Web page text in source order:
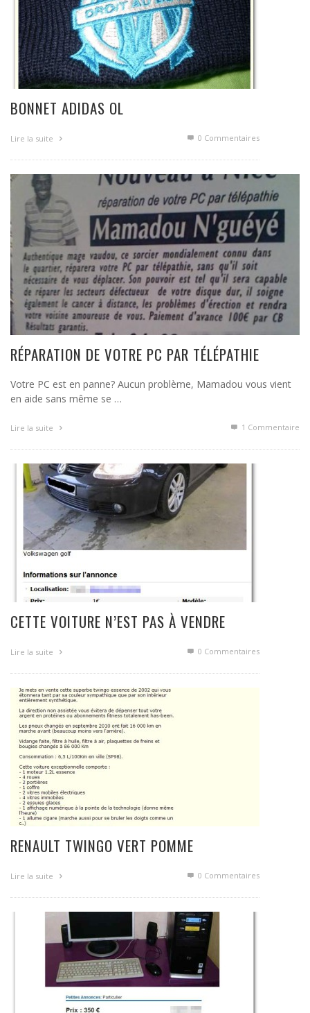
BONNET ADIDAS OL
Lire la suite 0 Commentaires
RÉPARATION DE VOTRE PC PAR TÉLÉPATHIE
Votre PC est en panne? Aucun problème, Mamadou vous vient
en aide sans même se …
Lire la suite 1 Commentaire
CETTE VOITURE N’EST PAS À VENDRE
Lire la suite 0 Commentaires
RENAULT TWINGO VERT POMME
Lire la suite 0 Commentaires